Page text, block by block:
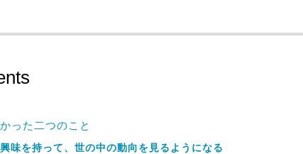
った二つのこと
興味を持って、世の中の動向を見るようになる